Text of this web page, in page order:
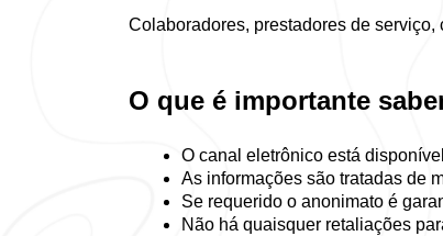
Colaboradores, prestadores de
O que é importante
O canal eletrônico está
As informações são tratadas de
Se requerido o anonimato é
Não há quaisquer retaliações